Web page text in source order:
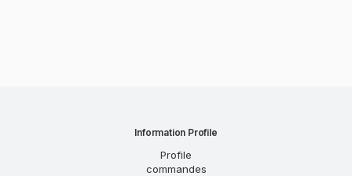
Information Profile
Profile
commandes